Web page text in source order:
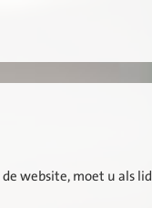
website, moet u als lid